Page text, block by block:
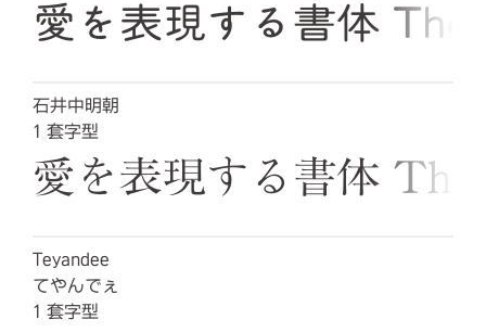
愛を表現する書体
石井中明朝
1 套字型
愛を表現する書体
Teyandee
てやんでぇ
1 套字型